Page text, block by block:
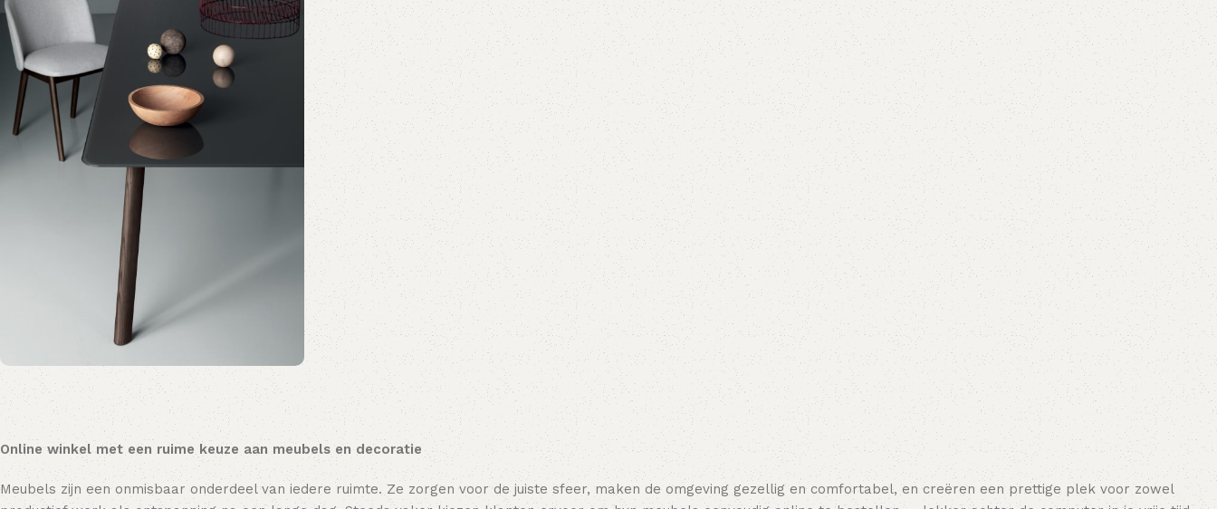
Bekijk onze outlet
producten
kortingen tot 70%
Shop Now
Online winkel met een ruime keuze aan meubels en decoratie
Meubels zijn een onmisbaar onderdeel van iedere ruimte. Ze zorgen voor de juiste sfeer, maken de omgeving gezellig en comfortabel, en creëren een prettige plek voor zowel